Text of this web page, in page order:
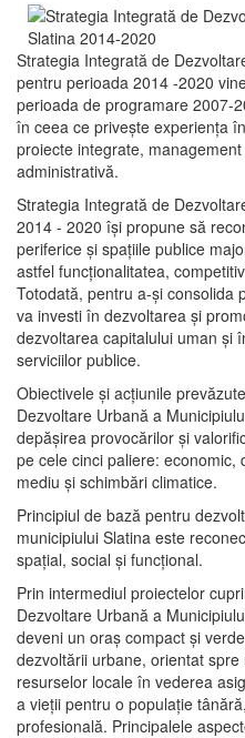
Strategia Integrată de
pentru perioada 2014 -2020
perioada de programare 2007-
în ceea ce priveşte experienţa
proiecte integrate,
administrativă.
Strategia Integrată de
2014 - 2020 își propune să
periferice şi spaţiile publice
astfel funcţionalitatea,
Totodată, pentru a-şi consolida
va investi în dezvoltarea şi
dezvoltarea capitalului uman şi
serviciilor publice.
Obiectivele şi acţiunile
Dezvoltare Urbană a
depășirea provocărilor şi
pe cele cinci paliere: economic,
mediu şi schimbări climatice.
Principiul de bază pentru
municipiului Slatina este
spaţial, social şi funcţional.
Prin intermediul proiectelor
Dezvoltare Urbană a
deveni un oraş compact şi
dezvoltării urbane, orientat
resurselor locale în vederea
a vieţii pentru o populaţie
profesională. Principalele